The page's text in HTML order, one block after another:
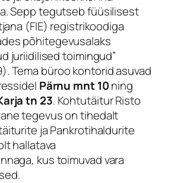
Sepp tegutseb füüsilisest
(FIE) registrikoodiga
põhitegevusalaks
juriidilised toimingud”
Tema büroo kontorid asuvad
Pärnu mnt 10ning
tn 23. Kohtutäitur Risto
tegevus on tihedalt
ja Pankrotihaldurite
hallatava
kus toimuvad vara